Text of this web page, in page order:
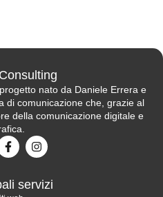
nato da Daniele Errera e
di comunicazione che, grazie al
della comunicazione digitale e
servizi